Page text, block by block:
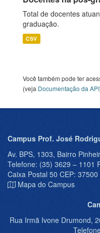
Total de docentes
graduação.
CSV
Você também pode ter
(veja Documentação da API
Campus Prof. José
Av. BPS, 1303, Bairro
Telefone: (35) 3629 – 1101
Caixa Postal 50 CEP: 37500
Mapa do Campus
Rua Irmã Ivone Drumond,